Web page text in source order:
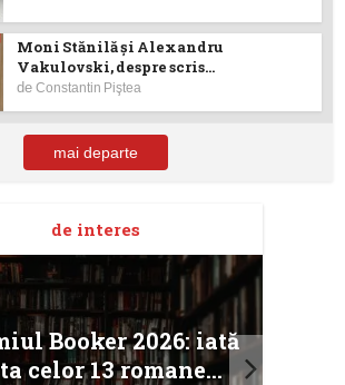
Moni Stănilă şi Alexandru
Vakulovski, despre scris...
deConstantin Piştea
mai departe
de interes
Booker 2026: iată
celor 13 romane...